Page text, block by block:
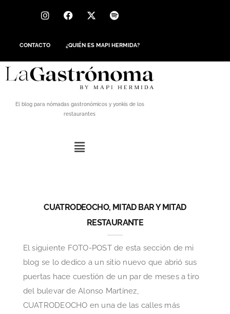
CONTACTO ¿QUIÉN ES MAPI HERMIDA?
El blog para nómadas gastronómicos y yonkis de los
restaurantes
CUATRODEOCHO, MITAD BAR Y MITAD
RESTAURANTE
El siguiente FOTO-POST de esta sección de mi
blog se lo dedico a un sitio nuevo que abrió sus
puertas hace cuestión de un par de meses a tiro
del bulevar de Alonso Martínez,
CUATRODEOCHO en una de las calles más